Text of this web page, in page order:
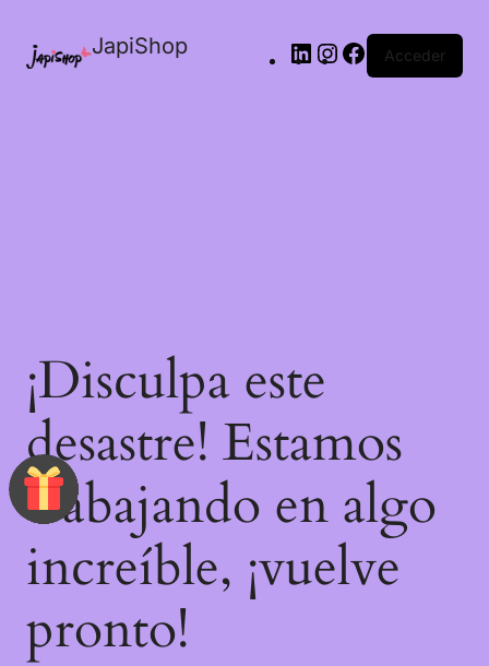
JapiShop Acceder
¡Disculpa este
desastre! Estamos
trabajando en algo
increíble, ¡vuelve
pronto!